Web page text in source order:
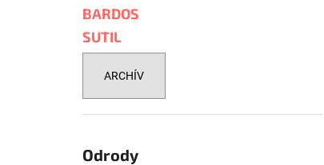
BARDOS
SUTIL
ARCHÍV
Odrody